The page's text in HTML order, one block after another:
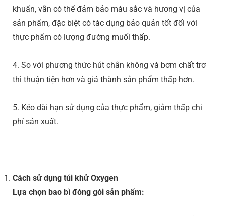
khuẩn, vẫn có thể đảm bảo màu sắc và hương vị của
sản phẩm, đặc biệt có tác dụng bảo quản tốt đối với
thực phẩm có lượng đường muối thấp.
4. So với phương thức hút chân không và bơm chất trơ
thì thuận tiện hơn và giá thành sản phẩm thấp hơn.
5. Kéo dài hạn sử dụng của thực phẩm, giảm thấp chi
phí sản xuất.
Cách sử dụng túi khử Oxygen
Lựa chọn bao bì đóng gói sản phẩm: